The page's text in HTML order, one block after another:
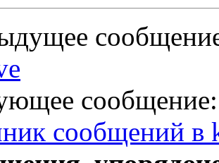
сообщений в